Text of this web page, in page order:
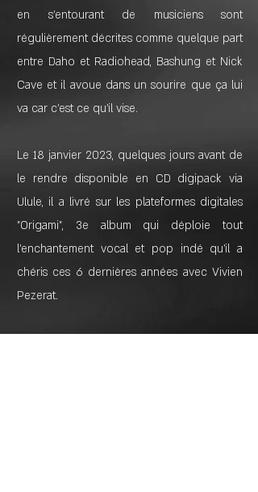
en s'entourant de musiciens sont
régulièrement décrites comme quelque part
entre Daho et Radiohead, Bashung et Nick
Cave et il avoue dans un sourire que ça lui
va car c'est ce qu'il vise.
Le 18 janvier 2023, quelques jours avant de
le rendre disponible en CD digipack via
Ulule, il a livré sur les plateformes digitales
"Origami", 3e album qui déploie tout
l'enchantement vocal et pop indé qu'il a
chéris ces 6 dernières années avec Vivien
Pezerat.